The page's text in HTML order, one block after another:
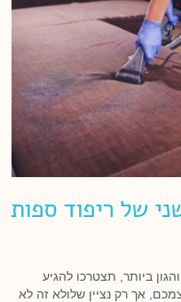
של ריפוד ספות
ביותר, תצטרכו להגיע
אך רק נציין שלולא זה לא